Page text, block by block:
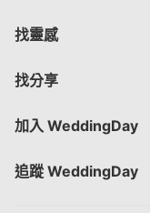
找靈感
找分享
加入 WeddingDay
追蹤 WeddingDay